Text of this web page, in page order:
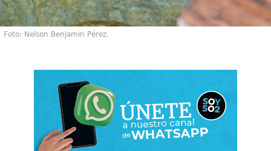
Foto: Nelson Benjamin Pérez.